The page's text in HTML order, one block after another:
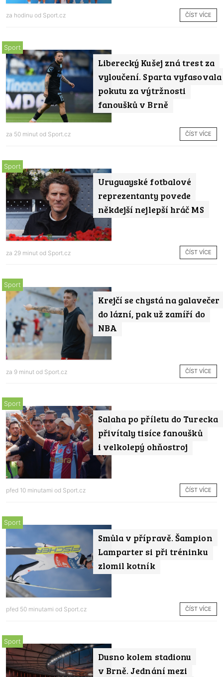
za hodinu od Sport.cz ČÍST VÍCE
Liberecký Kušej zná trest za
vyloučení. Sparta vyfasovala
pokutu za výtržnosti
fanoušků v Brně
Sport
za 50 minut od Sport.cz ČÍST VÍCE
Uruguayské fotbalové
reprezentanty povede
někdejší nejlepší hráč MS
Sport
za 29 minut od Sport.cz ČÍST VÍCE
Krejčí se chystá na galavečer
do lázní, pak už zamíří do
NBA
Sport
za 9 minut od Sport.cz ČÍST VÍCE
Salaha po příletu do Turecka
přivítaly tisíce fanoušků
i velkolepý ohňostroj
Sport
před 10 minutami od Sport.cz ČÍST VÍCE
Smůla v přípravě. Šampion
Lamparter si při tréninku
zlomil kotník
Sport
před 50 minutami od Sport.cz ČÍST VÍCE
Dusno kolem stadionu
v Brně. Jednání mezi
Sport